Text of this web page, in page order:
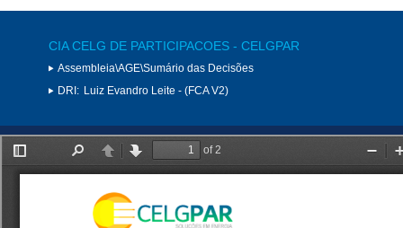
CIA CELG DE PARTICIPACOES - CELGPAR
Assembleia\AGE\Sumário das Decisões
DRI: Luiz Evandro Leite - (FCA V2)